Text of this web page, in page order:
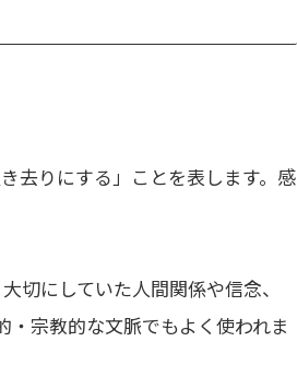
去りにする」ことを表します。感
切にしていた人間関係や信念、
宗教的な文脈でもよく使われま